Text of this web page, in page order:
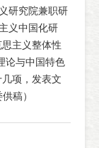
研究院兼职研
义中国化研
主义整体性
论与中国特色
项，发表文
稿）